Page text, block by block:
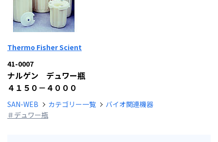
Thermo Fisher Scient
41-0007
ナルゲン デュワー瓶
４１５０－４０００
SAN-WEB カテゴリー一覧
バイオ関連機器
＃デュワー瓶